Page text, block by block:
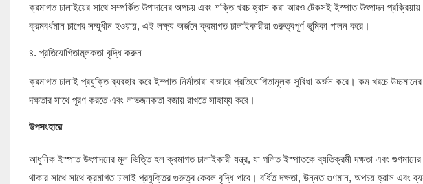
ক্রমাগত ঢালাইয়ের সাথে সম্পর্কিত উপাদানের অপচয় এবং শক্তি খরচ হ্রাস করা আরও টেকসই ইস্পাত উৎপাদন
ক্রমবর্ধমান চাপের সম্মুখীন হওয়ায়, এই লক্ষ্য অর্জনে ক্রমাগত ঢালাইকারীরা গুরুত্বপূর্ণ ভূমিকা পালন করে।
৪. প্রতিযোগিতামূলকতা বৃদ্ধি করুন
ক্রমাগত ঢালাই প্রযুক্তি ব্যবহার করে ইস্পাত নির্মাতারা বাজারে প্রতিযোগিতামূলক সুবিধা অর্জন করে। কম খরচে
দক্ষতার সাথে পূরণ করতে এবং লাভজনকতা বজায় রাখতে সাহায্য করে।
উপসংহারে
আধুনিক ইস্পাত উৎপাদনের মূল ভিত্তি হল ক্রমাগত ঢালাইকারী যন্ত্র, যা গলিত ইস্পাতকে ব্যতিক্রমী দক্ষতা এবং
থাকার সাথে সাথে ক্রমাগত ঢালাই প্রযুক্তির গুরুত্ব কেবল বৃদ্ধি পাবে। বর্ধিত দক্ষতা, উন্নত গুণমান, অপচয় হ্রাস এবং